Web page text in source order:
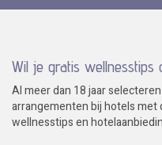
Wil je gratis wellnesstips
Al meer dan 18 jaar
arrangementen bij hotels met
wellnesstips en